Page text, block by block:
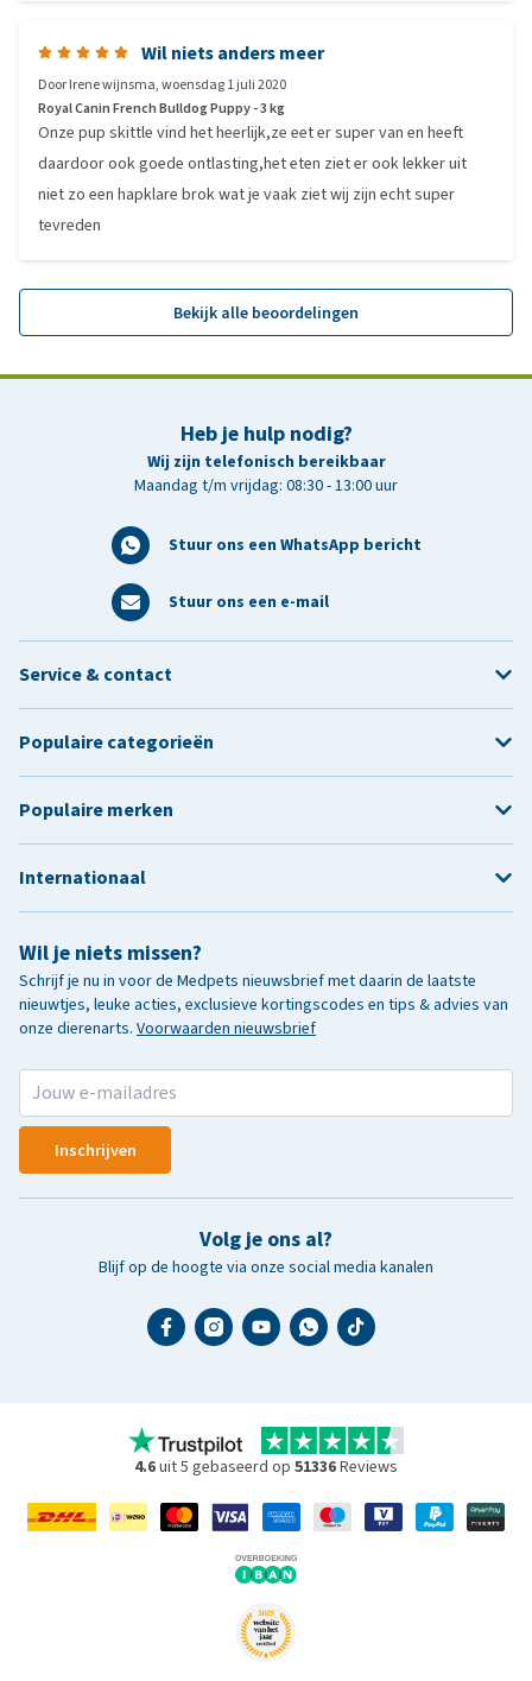
Wil niets anders meer
DoorIrene wijnsma,woensdag 1 juli 2020
Royal Canin French Bulldog Puppy - 3 kg
Onze pup skittle vind het heerlijk,ze eet er super van en heeft
daardoor ook goede ontlasting,het eten ziet er ook lekker uit
niet zo een hapklare brok wat je vaak ziet wij zijn echt super
tevreden
Bekijk alle beoordelingen
Heb je hulp nodig?
Wij zijn telefonisch bereikbaar
Maandag t/m vrijdag: 08:30 - 13:00 uur
Stuur ons een WhatsApp bericht
Stuur ons een e-mail
Wil je niets missen?
Schrijf je nu in voor de Medpets nieuwsbrief met daarin de laatste
nieuwtjes, leuke acties, exclusieve kortingscodes en tips & advies van
onze dierenarts. Voorwaarden nieuwsbrief
Inschrijven
Volg je ons al?
Blijf op de hoogte via onze social media kanalen
Service & contact
Populaire categorieën
Populaire merken
Internationaal
4.6uit 5 gebaseerd op 51336Reviews